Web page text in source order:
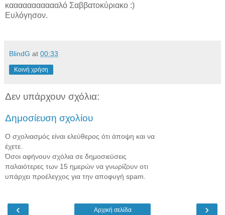
καααααααααααλό Σαββατοκύριακο :)
Ευλόγησον.
BlindG at 00:33
Κοινή χρήση
Δεν υπάρχουν σχόλια:
Δημοσίευση σχολίου
Ο σχολιασμός είναι ελεύθερος ότι άποψη και να
έχετε.
Όσοι αφήνουν σχόλια σε δημοσιεύσεις
παλαιότερες των 15 ημερών να γνωρίζουν οτι
υπάρχει προέλεγχος για την αποφυγή spam.
‹ ›
Αρχική σελίδα